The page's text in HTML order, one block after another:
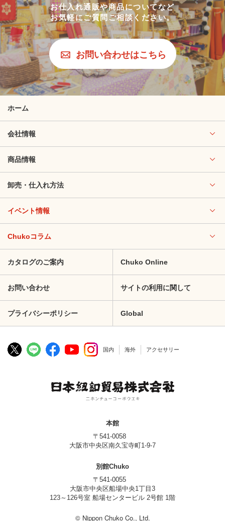
お仕入れ通販や商品についてなど
お気軽にご質問ご相談ください。
お問い合わせはこちら
ホーム
会社情報
商品情報
卸売・仕入れ方法
イベント情報
Chukoコラム
カタログのご案内 Chuko Online
お問い合わせ サイトの利用に関して
プライバシーポリシー Global
国内 海外 アクセサリー
本館
〒541-0058
大阪市中央区南久宝寺町1-9-7
別館Chuko
〒541-0055
大阪市中央区船場中央1丁目3
123～126号室 船場センタービル 2号館 1階
© Nippon Chuko Co., Ltd.